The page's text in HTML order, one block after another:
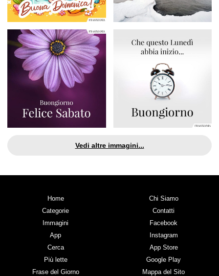
Vedi altre immagini...
Home
Categorie
Immagini
App
Cerca
Più lette
Frase del Giorno
Chi Siamo
Contatti
Facebook
Instagram
App Store
Google Play
Mappa del Sito